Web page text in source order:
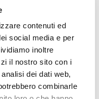
contenuti ed
social media e per
inoltre
il nostro sito con i
dei dati web,
combinarle
Deflettore aria -
PARIMOR
Prezzo
51,45 € -23%